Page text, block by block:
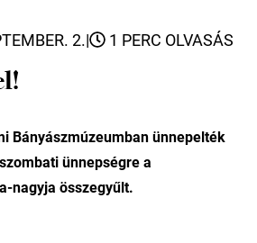
2.| 1 PERC OLVASÁS
Bányászmúzeumban ünnepelték
ünnepségre a
nagyja összegyűlt.